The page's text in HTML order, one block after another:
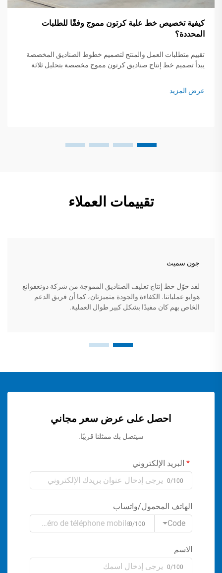
كيفية تخصيص خط علبة كرتون مموج وفقًا للطلبات
المحددة؟
تقييم متطلبات العمل والمنتج لتصميم خطوط الصناديق المخصصة
يبدأ تصميم خط إنتاج صناديق كرتون مموج مخصصة بتحليل ثلاثة
عرض المزيد
تقييمات العملاء
جون سميث
لقد حوّل خط إنتاج تغليف الصناديق المموجة من شركة دونغقوانغ
هوايو عملياتنا. الكفاءة والجودة متميزتان، كما أن فريق الدعم
الخاص بهم كان مفيدًا بشكل كبير طوال العملية.
احصل على عرض سعر مجاني
سيتصل بك ممثلنا قريبًا.
البريد الإلكتروني
0/100
الهاتف المحمول/واتساب
Code
0/100
الاسم
0/100